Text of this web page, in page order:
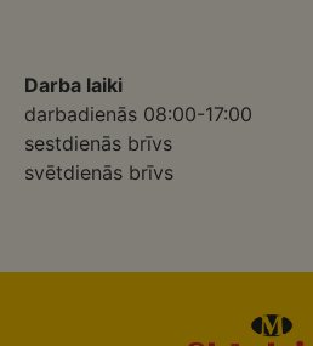
Darba laiki
darbadienās 08:00-17:00
sestdienās brīvs
svētdienās brīvs